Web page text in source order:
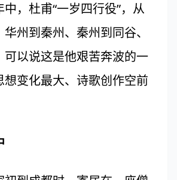
，杜甫“一岁四行役”，从
州到秦州、秦州到同谷、
可以说这是他艰苦奔波的一
想变化最大、诗歌创作空前